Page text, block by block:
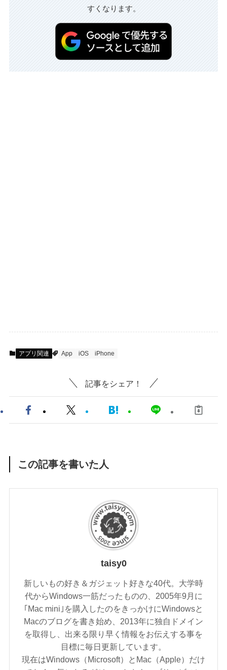
すくなります。
アプリ関連 App iOS iPhone
記事をシェア！
この記事を書いた人
taisy0
新しいもの好き＆ガジェット好きな40代。大学時
代からWindows一筋だったものの、2005年9月に
｢Mac mini｣を購入したのをきっかけにWindowsと
Macのブログを書き始め、2013年に独自ドメイン
を取得し、出来る限り早く情報をお伝えする事を
目標に毎日更新しています。
現在はWindows（Microsoft）とMac（Apple）だけ